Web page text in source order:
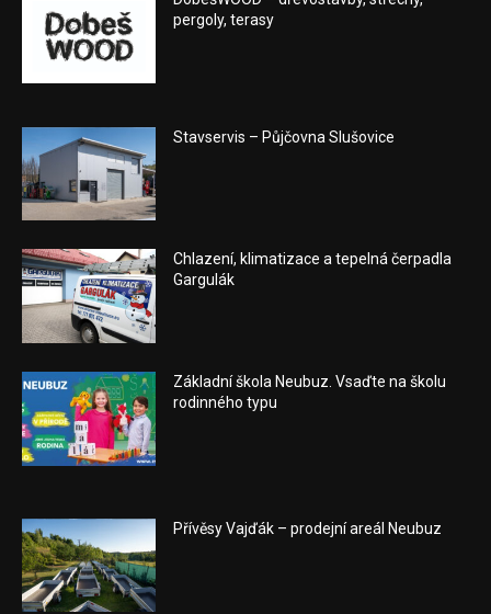
pergoly, terasy
Stavservis – Půjčovna Slušovice
Chlazení, klimatizace a tepelná čerpadla
Gargulák
Základní škola Neubuz. Vsaďte na školu
rodinného typu
Přívěsy Vajďák – prodejní areál Neubuz